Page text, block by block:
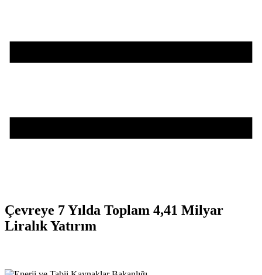
Çevreye 7 Yılda Toplam 4,41 Milyar
Liralık Yatırım